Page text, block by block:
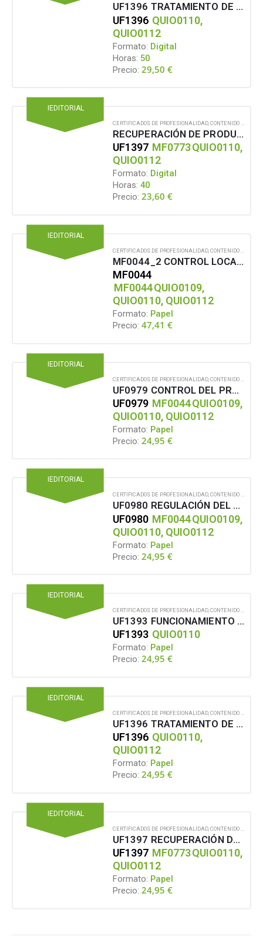
UF1396 TRATAMIENTO DE LOS LÍQUIDOS Y GASES UTILIZADOS EN EL PROCESO DE PRODUCCIÓN DE PASTA CELULÓSICA
UF1396 QUIO0110,
QUIO0112
Formato: Digital
Horas: 50
Precio: 29,50€
IEDITORIAL
CERTIFICADOS DE PROFESIONALIDAD CONTENIDO EN FORMATO DIGITAL
RECUPERACIÓN DE PRODUCTOS QUÍMICOS Y GENERACIÓN DE ENERGÍA
UF1397 MF0773QUIO0110,
QUIO0112
Formato: Digital
Horas: 40
Precio: 23,60€
IEDITORIAL
CERTIFICADOS DE PROFESIONALIDAD CONTENIDO EN FORMATO PAPEL
MF0044_2 CONTROL LOCAL EN PLANTAS PASTERO PAPELERAS
MF0044
MF0044QUIO0109,
QUIO0110, QUIO0112
Formato: Papel
Precio: 47,41€
IEDITORIAL
CERTIFICADOS DE PROFESIONALIDAD CONTENIDO EN FORMATO PAPEL
UF0979 CONTROL DEL PROCESO, PARÁMETROS DE CONTROL Y EQUIPOS DE MEDIDA
UF0979 MF0044QUIO0109,
QUIO0110, QUIO0112
Formato: Papel
Precio: 24,95€
IEDITORIAL
CERTIFICADOS DE PROFESIONALIDAD,CONTENIDO EN FORMATO PAPEL
UF0980 REGULACIÓN DEL PROCESO PASTERO PAPELERO
UF0980 MF0044QUIO0109,
QUIO0110, QUIO0112
Formato: Papel
Precio: 24,95€
IEDITORIAL
CERTIFICADOS DE PROFESIONALIDAD,CONTENIDO EN FORMATO PAPEL
UF1393 FUNCIONAMIENTO Y OPERACIÓN DE LAS CALDERAS DE BIOMASA, DE VAPOR, TURBINAS, ALTERNADORES Y ELEMENTOS AUXILIARES
UF1393 QUIO0110
Formato: Papel
Precio: 24,95€
IEDITORIAL
CERTIFICADOS DE PROFESIONALIDAD CONTENIDO EN FORMATO PAPEL
UF1396 TRATAMIENTO DE LOS LÍQUIDOS Y GASES UTILIZADOS EN EL PROCESO DE PRODUCCIÓN DE PASTA CELULÓSICA
UF1396 QUIO0110,
QUIO0112
Formato: Papel
Precio: 24,95€
IEDITORIAL
CERTIFICADOS DE PROFESIONALIDAD CONTENIDO EN FORMATO PAPEL
UF1397 RECUPERACIÓN DE PRODUCTOS QUÍMICOS Y GENERACIÓN DE ENERGÍA
UF1397 MF0773QUIO0110,
QUIO0112
Formato: Papel
Precio: 24,95€